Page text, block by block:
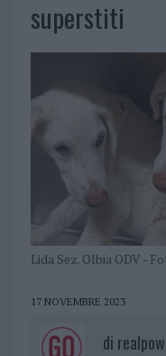
superstiti
Lida Sez. Olbia ODV -
17 NOVEMBRE 2023
di